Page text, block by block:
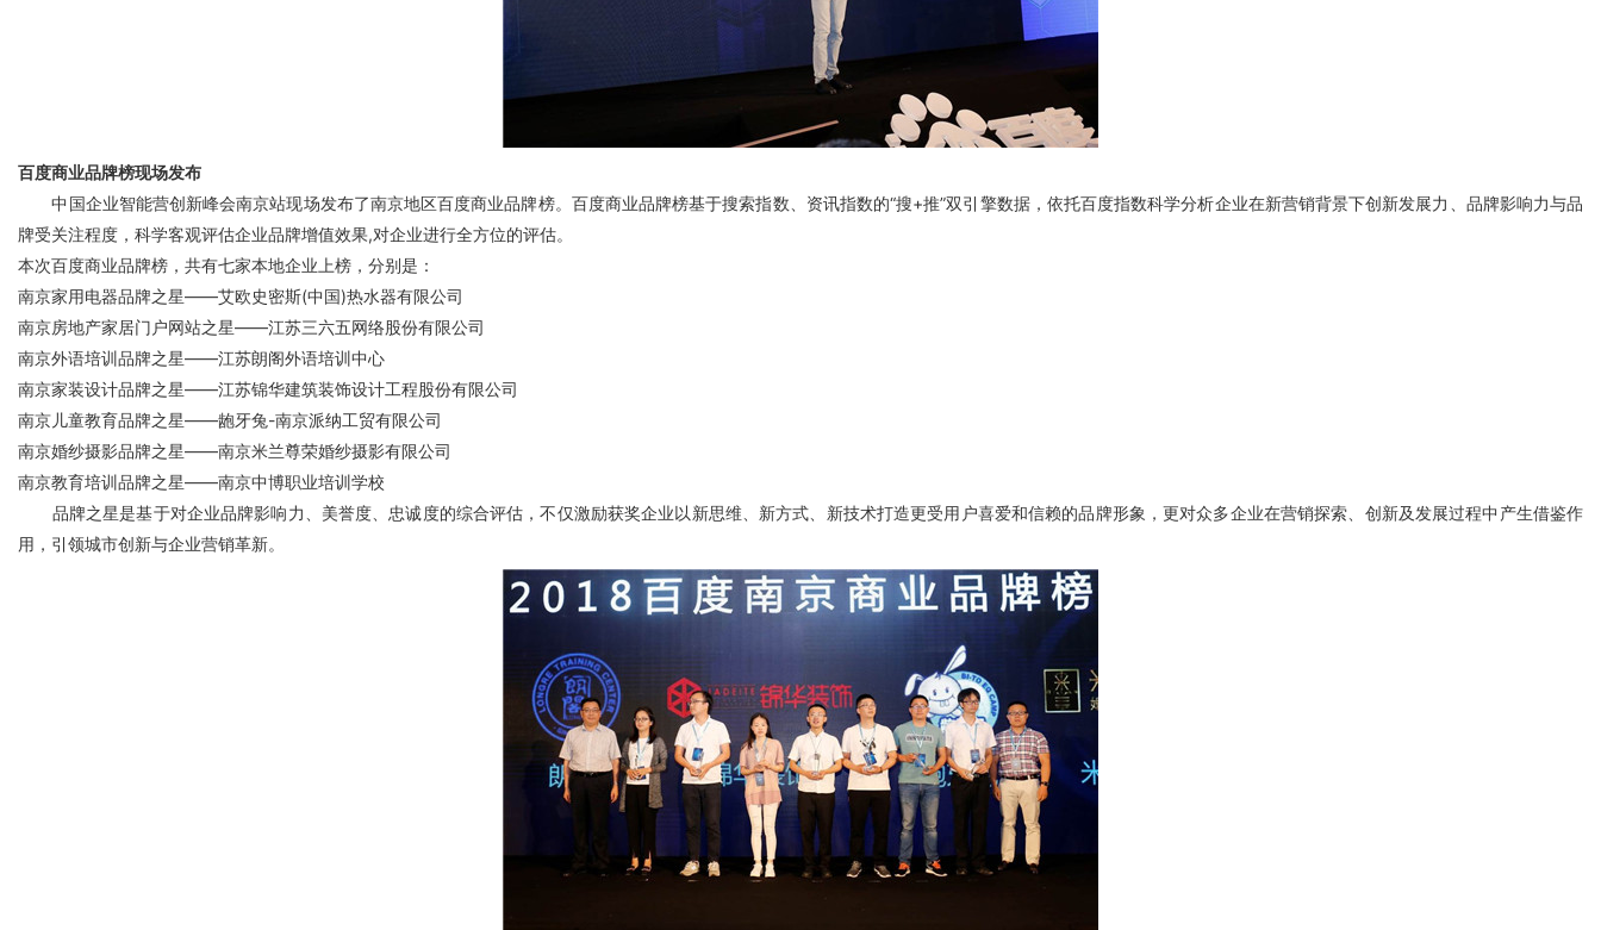
百度商业品牌榜现场发布
中国企业智能营创新峰会南京站现场发布了南京地区百度商业品牌榜。百度商业品牌榜基于搜索指数、资讯指数的“搜+推”双引擎数据，依托百度指数科学分析企业在新营销背景下创新发展力、品牌影响力与品
牌受关注程度，科学客观评估企业品牌增值效果,对企业进行全方位的评估。
本次百度商业品牌榜，共有七家本地企业上榜，分别是：
南京家用电器品牌之星——艾欧史密斯(中国)热水器有限公司
南京房地产家居门户网站之星——江苏三六五网络股份有限公司
南京外语培训品牌之星——江苏朗阁外语培训中心
南京家装设计品牌之星——江苏锦华建筑装饰设计工程股份有限公司
南京儿童教育品牌之星——龅牙兔-南京派纳工贸有限公司
南京婚纱摄影品牌之星——南京米兰尊荣婚纱摄影有限公司
南京教育培训品牌之星——南京中博职业培训学校
品牌之星是基于对企业品牌影响力、美誉度、忠诚度的综合评估，不仅激励获奖企业以新思维、新方式、新技术打造更受用户喜爱和信赖的品牌形象，更对众多企业在营销探索、创新及发展过程中产生借鉴作
用，引领城市创新与企业营销革新。